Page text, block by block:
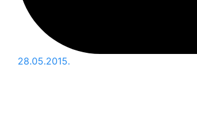
28.05.2015.